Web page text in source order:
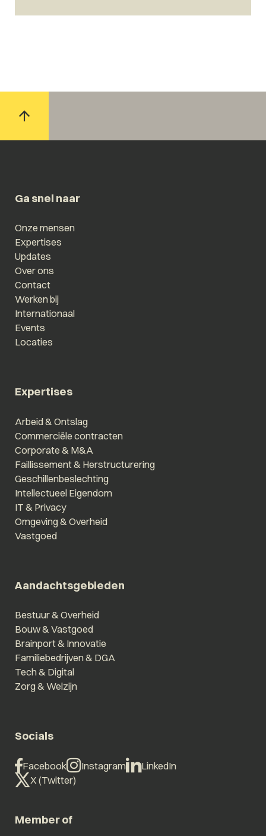
Ga snel naar
Onze mensen
Expertises
Updates
Over ons
Contact
Werken bij
Internationaal
Events
Locaties
Expertises
Arbeid & Ontslag
Commerciële contracten
Corporate & M&A
Faillissement & Herstructurering
Geschillenbeslechting
Intellectueel Eigendom
IT & Privacy
Omgeving & Overheid
Vastgoed
Aandachtsgebieden
Bestuur & Overheid
Bouw & Vastgoed
Brainport & Innovatie
Familiebedrijven & DGA
Tech & Digital
Zorg & Welzijn
Socials
Facebook Instagram
LinkedIn
X (Twitter)
Member of